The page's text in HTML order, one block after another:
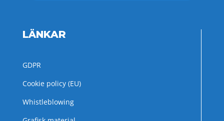
LÄNKAR
GDPR
Cookie policy (EU)
Whistleblowing